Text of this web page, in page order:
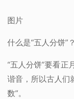
图片
什么是“五人分饼”？
“五人分饼”要看正
谐音，所以古人们
数”。